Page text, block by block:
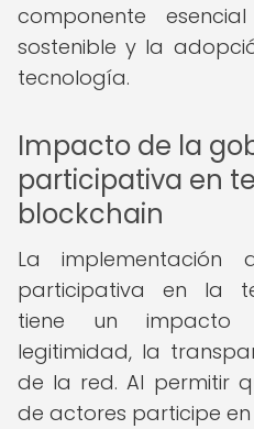
componente
sostenible y la
tecnología.
Impacto de la
participativa en
blockchain
La implementación
participativa en la
tiene un impacto
legitimidad, la
de la red. Al permitir
de actores participe